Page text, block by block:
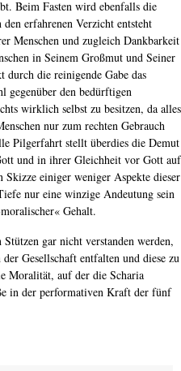
Beim Fasten wird ebenfalls die
erfahrenen Verzicht entsteht
Menschen und zugleich Dankbarkeit
in Seinem Großmut und Seiner
die reinigende Gabe das
gegenüber den bedürftigen
wirklich selbst zu besitzen, da alles
nur zum rechten Gebrauch
Pilgerfahrt stellt überdies die Demut
und in ihrer Gleichheit vor Gott auf
einiger weniger Aspekte dieser
nur eine winzige Andeutung sein
Gehalt.
gar nicht verstanden werden,
Gesellschaft entfalten und diese zu
Moralität, auf der die Scharia
in der performativen Kraft der fünf